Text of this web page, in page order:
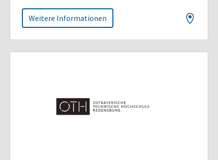
Weitere Informationen